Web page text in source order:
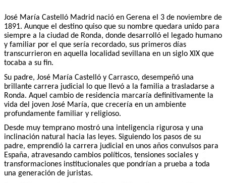
José María Castelló Madrid nació en Gerena el 3 de noviembre de
1891. Aunque el destino quiso que su nombre quedara unido para
siempre a la ciudad de Ronda, donde desarrolló el legado humano
y familiar por el que sería recordado, sus primeros días
transcurrieron en aquella localidad sevillana en un siglo XIX que
tocaba a su fin.
Su padre, José María Castelló y Carrasco, desempeñó una
brillante carrera judicial lo que llevó a la familia a trasladarse a
Ronda. Aquel cambio de residencia marcaría definitivamente la
vida del joven José María, que crecería en un ambiente
profundamente familiar y religioso.
Desde muy temprano mostró una inteligencia rigurosa y una
inclinación natural hacia las leyes. Siguiendo los pasos de su
padre, emprendió la carrera judicial en unos años convulsos para
España, atravesando cambios políticos, tensiones sociales y
transformaciones institucionales que pondrían a prueba a toda
una generación de juristas.